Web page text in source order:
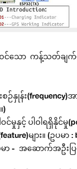
သော ကန့်သတ်ချက်
န်း(frequency)
)
နှင့် ပါဝါရရှိနိုင်မှု
များ။ (ဥပမာ :
ာ - အဆောက်အဦးပ